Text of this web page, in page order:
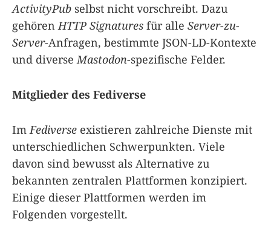
ActivityPub selbst nicht vorschreibt. Dazu
gehören HTTP Signatures für alle Server-zu-
Server-Anfragen, bestimmte JSON-LD-Kontexte
und diverse Mastodon-spezifische Felder.
Mitglieder des Fediverse
Im Fediverse existieren zahlreiche Dienste mit
unterschiedlichen Schwerpunkten. Viele
davon sind bewusst als Alternative zu
bekannten zentralen Plattformen konzipiert.
Einige dieser Plattformen werden im
Folgenden vorgestellt.